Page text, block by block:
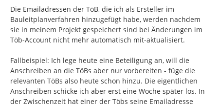
Die Emailadressen der TöB, die ich als Ersteller im
Bauleitplanverfahren hinzugefügt habe, werden nachdem
sie in meinem Projekt gespeichert sind bei Änderungen im
Töb-Account nicht mehr automatisch mit-aktualisiert.
Fallbeispiel: Ich lege heute eine Beteiligung an, will die
Anschreiben an die TöBs aber nur vorbereiten - füge die
relevanten TöBs also heute schon hinzu. Die eigentlichen
Anschreiben schicke ich aber erst eine Woche später los. In
der Zwischenzeit hat einer der Töbs seine Emailadresse